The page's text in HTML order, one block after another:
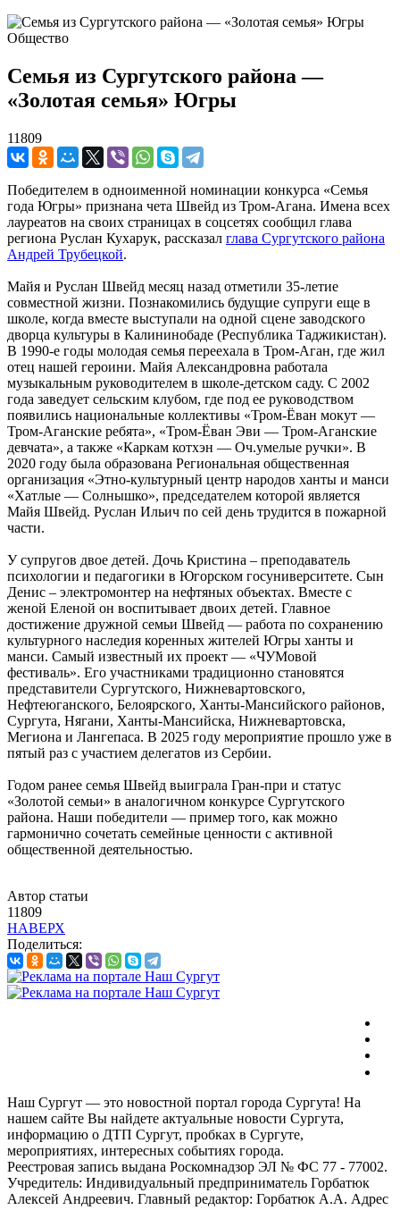
Общество
Семья из Сургутского района —
«Золотая семья» Югры
11809
Победителем в одноименной номинации конкурса «Семья
года Югры» признана чета Швейд из Тром-Агана. Имена всех
лауреатов на своих страницах в соцсетях сообщил глава
региона Руслан Кухарук, рассказал глава Сургутского района
Андрей Трубецкой.
Майя и Руслан Швейд месяц назад отметили 35-летие
совместной жизни. Познакомились будущие супруги еще в
школе, когда вместе выступали на одной сцене заводского
дворца культуры в Калининобаде (Республика Таджикистан).
В 1990-е годы молодая семья переехала в Тром-Аган, где жил
отец нашей героини. Майя Александровна работала
музыкальным руководителем в школе-детском саду. С 2002
года заведует сельским клубом, где под ее руководством
появились национальные коллективы «Тром-Ёван мокут —
Тром-Аганские ребята», «Тром-Ёван Эви — Тром-Аганские
девчата», а также «Каркам котхэн — Оч.умелые ручки». В
2020 году была образована Региональная общественная
организация «Этно-культурный центр народов ханты и манси
«Хатлые — Солнышко», председателем которой является
Майя Швейд. Руслан Ильич по сей день трудится в пожарной
части.
У супругов двое детей. Дочь Кристина – преподаватель
психологии и педагогики в Югорском госуниверситете. Сын
Денис – электромонтер на нефтяных объектах. Вместе с
женой Еленой он воспитывает двоих детей. Главное
достижение дружной семьи Швейд — работа по сохранению
культурного наследия коренных жителей Югры ханты и
манси. Самый известный их проект — «ЧУМовой
фестиваль». Его участниками традиционно становятся
представители Сургутского, Нижневартовского,
Нефтеюганского, Белоярского, Ханты-Мансийского районов,
Сургута, Нягани, Ханты-Мансийска, Нижневартовска,
Мегиона и Лангепаса. В 2025 году мероприятие прошло уже в
пятый раз с участием делегатов из Сербии.
Годом ранее семья Швейд выиграла Гран-при и статус
«Золотой семьи» в аналогичном конкурсе Сургутского
района. Наши победители — пример того, как можно
гармонично сочетать семейные ценности с активной
общественной деятельностью.
Автор статьи
11809
НАВЕРХ
Поделиться:
Наш Сургут — это новостной портал города Сургута! На
нашем сайте Вы найдете актуальные новости Сургута,
информацию о ДТП Сургут, пробках в Сургуте,
мероприятиях, интересных событиях города.
Реестровая запись выдана Роскомнадзор ЭЛ № ФС 77 - 77002.
Учредитель: Индивидуальный предприниматель Горбатюк
Алексей Андреевич. Главный редактор: Горбатюк А.А. Адрес